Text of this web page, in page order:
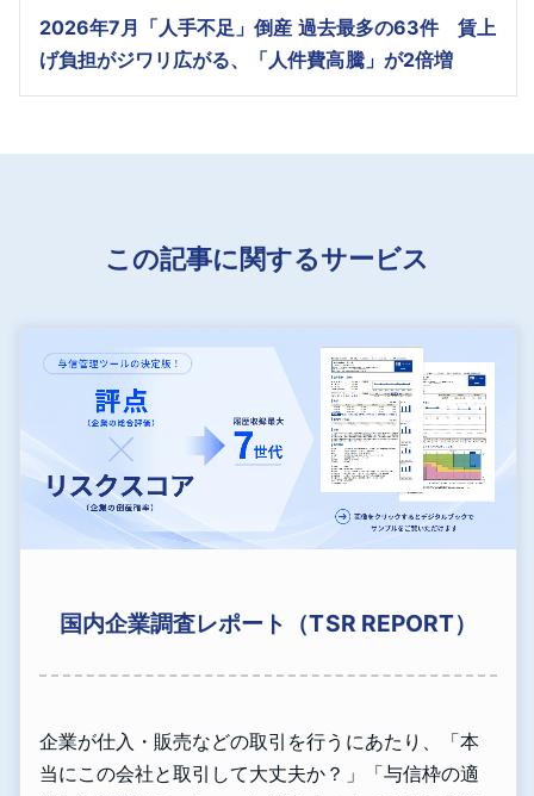
2026年7月「人手不足」倒産 過去最多の63件 賃上
げ負担がジワリ広がる、「人件費高騰」が2倍増
この記事に関するサービス
国内企業調査レポート（TSR REPORT）
企業が仕入・販売などの取引を行うにあたり、「本
当にこの会社と取引して大丈夫か？」「与信枠の適